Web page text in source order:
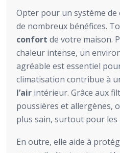
Opter pour un système
de nombreux bénéfices.
confort de votre maison.
chaleur intense, un
agréable est essentiel
climatisation contribue à
l’air intérieur. Grâce aux
poussières et allergènes,
plus sain, surtout pour les
En outre, elle aide à